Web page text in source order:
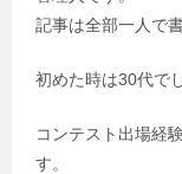
記事は全部一人で
初めた時は30代で
コンテスト出場経
す。